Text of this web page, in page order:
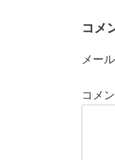
名前